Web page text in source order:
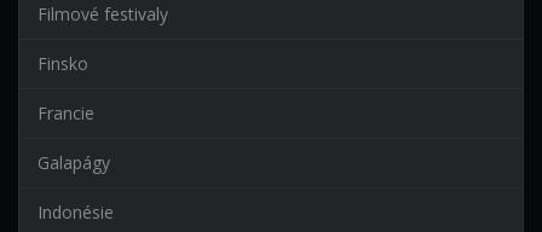
Filmové festivaly
Finsko
Francie
Galapágy
Indonésie